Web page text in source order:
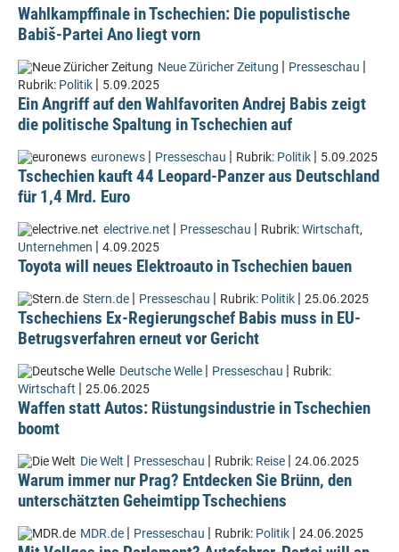
Wahlkampffinale in Tschechien: Die populistische
Babiš-Partei Ano liegt vorn
Neue Züricher Zeitung | Presseschau |
Rubrik: Politik | 5.09.2025
Ein Angriff auf den Wahlfavoriten Andrej Babis zeigt
die politische Spaltung in Tschechien auf
euronews | Presseschau | Rubrik: Politik | 5.09.2025
Tschechien kauft 44 Leopard-Panzer aus Deutschland
für 1,4 Mrd. Euro
electrive.net | Presseschau | Rubrik:Wirtschaft,
Unternehmen | 4.09.2025
Toyota will neues Elektroauto in Tschechien bauen
Stern.de | Presseschau | Rubrik: Politik | 25.06.2025
Tschechiens Ex-Regierungschef Babis muss in EU-
Betrugsverfahren erneut vor Gericht
Deutsche Welle | Presseschau | Rubrik:
Wirtschaft | 25.06.2025
Waffen statt Autos: Rüstungsindustrie in Tschechien
boomt
Die Welt | Presseschau | Rubrik: Reise | 24.06.2025
Warum immer nur Prag? Entdecken Sie Brünn, den
unterschätzten Geheimtipp Tschechiens
MDR.de | Presseschau | Rubrik: Politik | 24.06.2025